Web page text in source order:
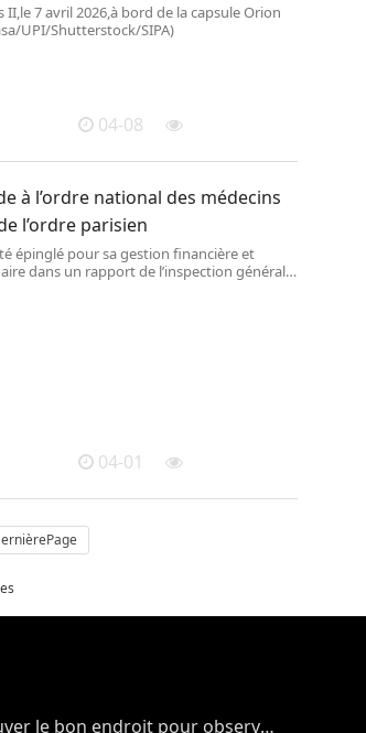
7 avril 2026,à bord de la capsule Orion
UPI/Shutterstock/SIPA)
04-08
à l’ordre national des médecins
l’ordre parisien
épinglé pour sa gestion financière et
dans un rapport de l’inspection générale
04-01
le bon endroit pour observer